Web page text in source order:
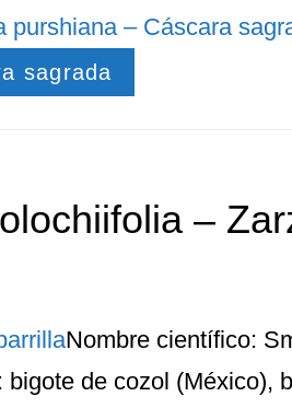
purshiana – Cáscara
sagrada
–
Nombre científico:
de cozol (México),